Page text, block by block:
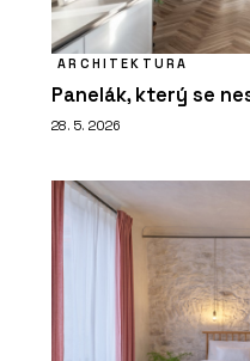
ARCHITEKTURA
Panelák, který se
28. 5. 2026